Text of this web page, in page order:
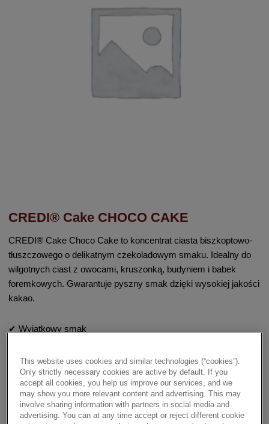
CREDI® Cake CHOCO CAKE
CREDI® Cake Choco Cake to koncentrat ciasta biszkoptowo-
tłuszczowego o delikatnym czekoladowym smaku. Idealny do
wilgotnych ciast z owocami, kruszonką, budyniem i babek
foremkowych. Gwarantuje pyszny smak dzięki wysokiej jakości
kakao.
✔ Wyjątkowy smak
✔ Wszechstronność
✔ Wilgotne ciasto
✔ RSPO MB
This website uses cookies and similar technologies (“cookies”).
Only strictly necessary cookies are active by default. If you
accept all cookies, you help us improve our services, and we
may show you more relevant content and advertising. This may
involve sharing information with partners in social media and
advertising. You can at any time accept or reject different cookie